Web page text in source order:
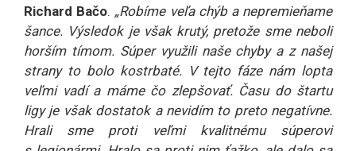
Richard Bačo. „Robíme veľa chýb a nepremieňame
šance. Výsledok je však krutý, pretože sme neboli
horším tímom. Súper využili naše chyby a z našej
strany to bolo kostrbaté. V tejto fáze nám lopta
veľmi vadí a máme čo zlepšovať. Času do štartu
ligy je však dostatok a nevidím to preto negatívne.
Hrali sme proti veľmi kvalitnému súperovi